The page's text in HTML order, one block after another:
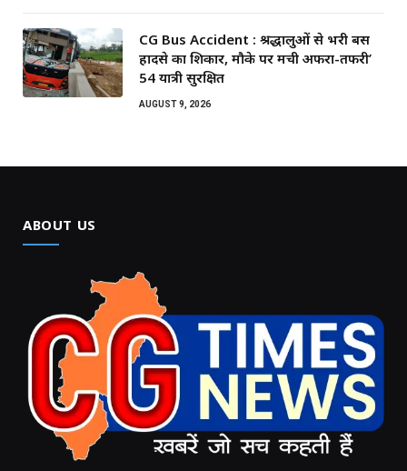
CG Bus Accident : श्रद्धालुओं से भरी बस
हादसे का शिकार, मौके पर मची अफरा-तफरी’
54 यात्री सुरक्षित
AUGUST 9, 2026
ABOUT US